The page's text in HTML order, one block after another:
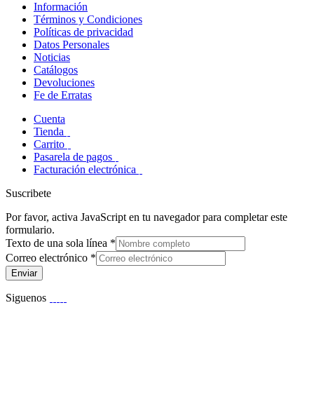
Información
Términos y Condiciones
Políticas de privacidad
Datos Personales
Noticias
Catálogos
Devoluciones
Fe de Erratas
Cuenta
Tienda
Carrito
Pasarela de pagos
Facturación electrónica
Suscribete
Por favor, activa JavaScript en tu navegador para completar este
formulario.
Texto de una sola línea *
Correo electrónico *
Enviar
Siguenos